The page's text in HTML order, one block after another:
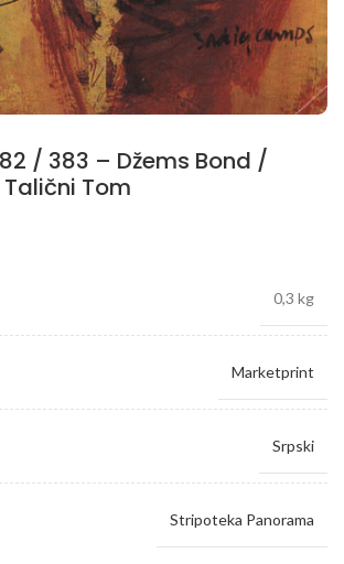
view
povečaš
/ 383 – Džems Bond /
Tom
0,3 kg
Marketprint
Srpski
Stripoteka Panorama